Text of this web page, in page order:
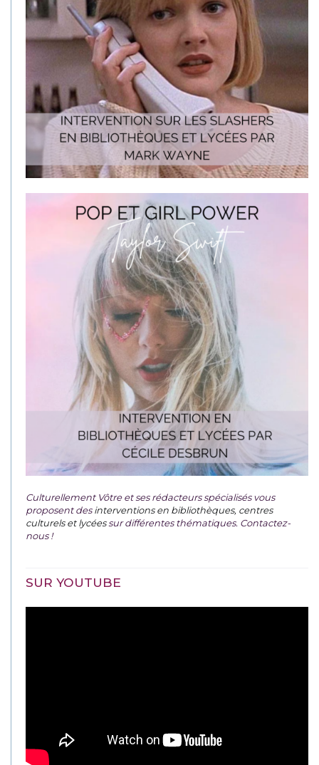
Culturellement Vôtre et ses rédacteurs spécialisés vous
proposent desinterventions en bibliothèques, centres
culturels et lycéessur différentes thématiques. Contactez-
nous !
SUR YOUTUBE